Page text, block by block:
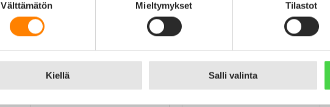
Välttämätön Mieltymykset Tilastot
Kiellä Salli valinta
Koiran nimilaatta – Heijastava Hi-
Line Alumiini pieni luu, punainen
Koiran nimilaatta – Heijastava Hi-
Line Alumiini ISO luu, punainen